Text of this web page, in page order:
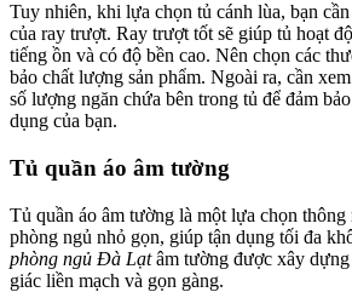
Tuy nhiên, khi lựa chọn tủ cánh lùa, bạn
của ray trượt. Ray trượt tốt sẽ giúp tủ hoạt
tiếng ồn và có độ bền cao. Nên chọn các
bảo chất lượng sản phẩm. Ngoài ra, cần
số lượng ngăn chứa bên trong tủ để đảm
dụng của bạn.
Tủ quần áo âm tường
Tủ quần áo âm tường là một lựa chọn
phòng ngủ nhỏ gọn, giúp tận dụng tối đa
phòng ngủ Đà Lạtâm tường được xây dựng
giác liền mạch và gọn gàng.